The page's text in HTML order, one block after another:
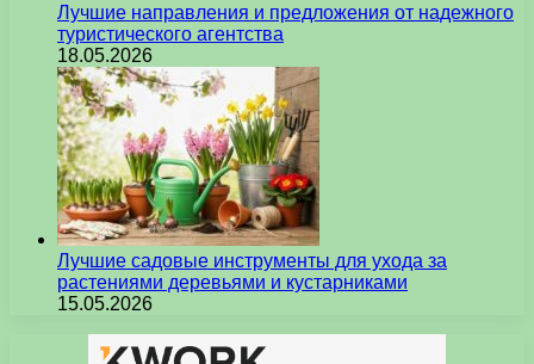
Лучшие направления и предложения от надежного
туристического агентства
18.05.2026
Лучшие садовые инструменты для ухода за
растениями деревьями и кустарниками
15.05.2026